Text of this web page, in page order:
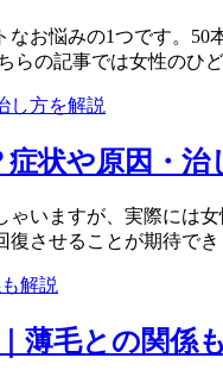
お悩みの1つです。
らの記事では女性の
状や原因・治
いますが、実際には
復させることが期待で
薄毛との関係